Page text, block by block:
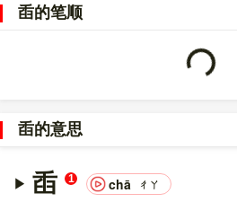
000081FF，UTF-8：E8 87 BF。
鍤;?;?;?;?;?;?;?
臿的笔顺 Loading...
臿的意思
臿 1 chā ㄔㄚ